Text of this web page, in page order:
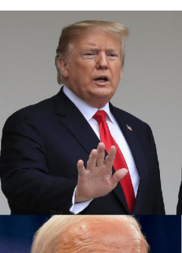
من تشرين الأول الذي
أخرى رحلاتها من وإلى
على خلفية تصاعد التوتر
السياسي لحماس في
في الحزب بغارة إسرائيلية
الاثنين الماضي، أنها ستوقف
وبيروت وطهران وأربيل في
على “تحليل أمني حالي”.